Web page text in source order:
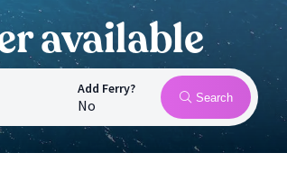
available
Add Ferry?
No Search